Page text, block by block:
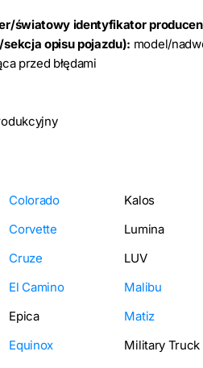
światowy identyfikator
opisu pojazdu): model/
przed błędami
Colorado
Corvette
Cruze
El Camino
Epica
Equinox
Kalos
Lumina
LUV
Malibu
Matiz
Military Truck